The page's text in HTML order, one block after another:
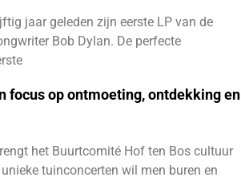
jaar geleden zijn eerste LP van de
Bob Dylan. De perfecte
focus op ontmoeting, ontdekking en
het Buurtcomité Hof ten Bos cultuur
tuinconcerten wil men buren en